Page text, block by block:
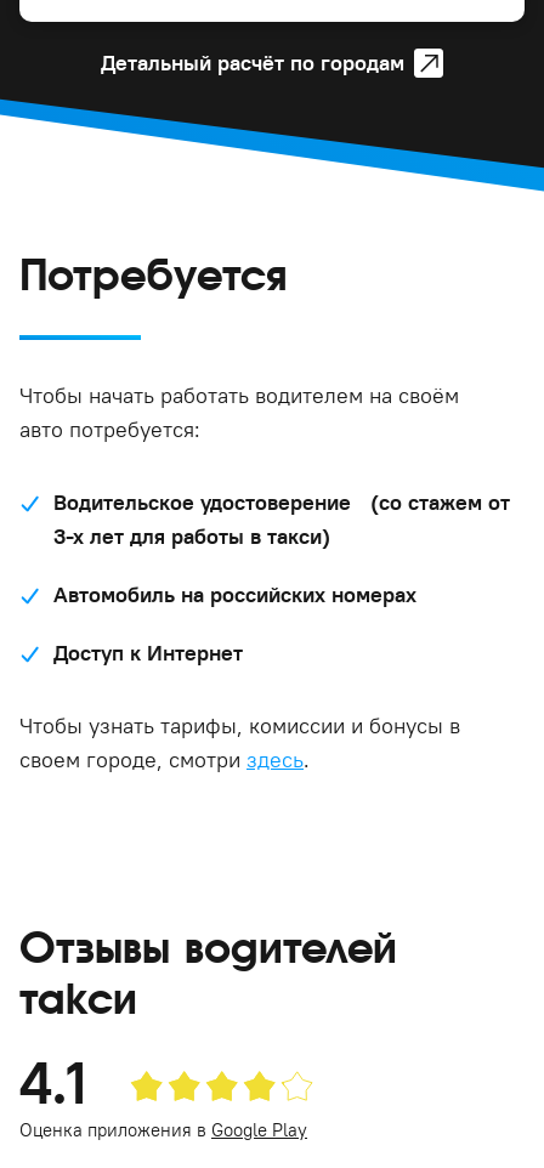
Детальный расчёт по городам
Потребуется
Чтобы начать работать водителем на своём
авто потребуется:
Водительское удостоверение (со стажем от
3-х лет для работы в такси)
Автомобиль на российских номерах
Доступ к Интернет
Чтобы узнать тарифы, комиссии и бонусы в
своем городе, смотри здесь.
Отзывы водителей
такси
4.1
Оценка приложения в Google Play